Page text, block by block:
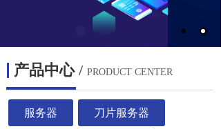
产品中心/ PRODUCT CENTER
服务器 刀片服务器